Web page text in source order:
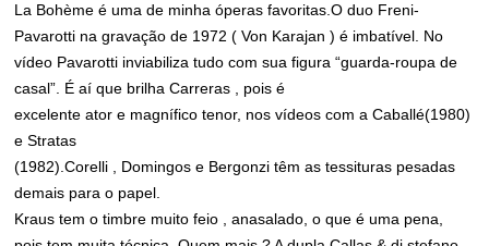
La Bohème é uma de minha óperas favoritas.O duo Freni-
Pavarotti na gravação de 1972 ( Von Karajan ) é imbatível. No
vídeo Pavarotti inviabiliza tudo com sua figura “guarda-roupa de
casal”. É aí que brilha Carreras , pois é
excelente ator e magnífico tenor, nos vídeos com a Caballé(1980)
e Stratas
(1982).Corelli , Domingos e Bergonzi têm as tessituras pesadas
demais para o papel.
Kraus tem o timbre muito feio , anasalado, o que é uma pena,